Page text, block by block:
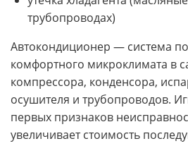
трубопроводах)
Автокондиционер — система
комфортного микроклимата в
компрессора, конденсора,
осушителя и трубопроводов.
первых признаков
увеличивает стоимость